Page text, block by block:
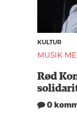
KULTUR
MUSIK
Rød
0